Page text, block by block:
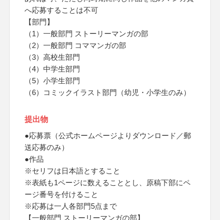
へ応募することは不可
【部門】
（1）一般部門 ストーリーマンガの部
（2）一般部門 コママンガの部
（3）高校生部門
（4）中学生部門
（5）小学生部門
（6）コミックイラスト部門（幼児・小学生のみ）
提出物
●応募票（公式ホームページよりダウンロード／郵
送応募のみ）
●作品
※セリフは日本語とすること
※表紙も1ページに数えることとし、原稿下部にペ
ージ番号を付けること
※応募は一人各部門5点まで
【一般部門 ストーリーマンガの部】